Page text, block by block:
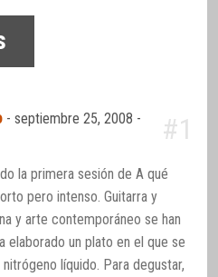
-septiembre 25, 2008 -
#1
la primera sesión de A qué
pero intenso. Guitarra y
y arte contemporáneo se han
elaborado un plato en el que se
líquido. Para degustar,